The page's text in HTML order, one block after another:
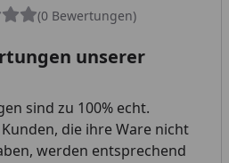
(0 Bewertungen)
unserer
sind zu 100% echt.
die ihre Ware nicht
werden entsprechend